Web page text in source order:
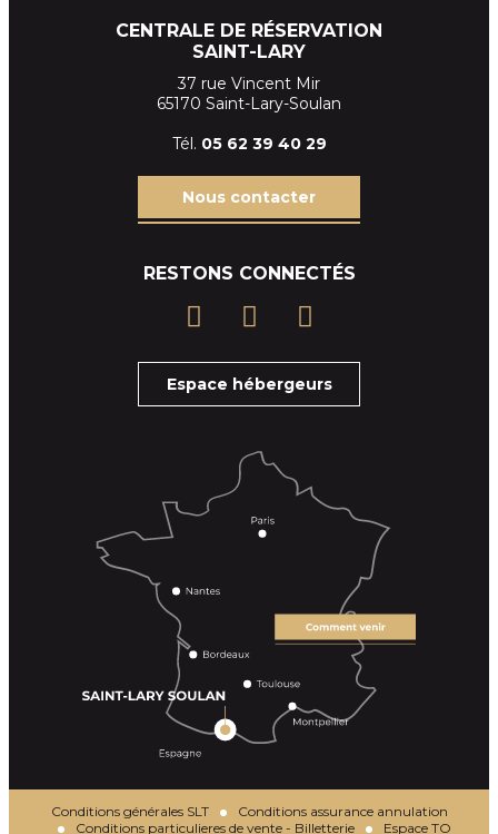
CENTRALE DE RÉSERVATION
SAINT-LARY
37 rue Vincent Mir
65170 Saint-Lary-Soulan
Tél. 05 62 39 40 29
Nous contacter
RESTONS CONNECTÉS
Espace hébergeurs
Conditions générales SLT
Conditions assurance annulation
Conditions particulieres de vente - Billetterie
Espace TO